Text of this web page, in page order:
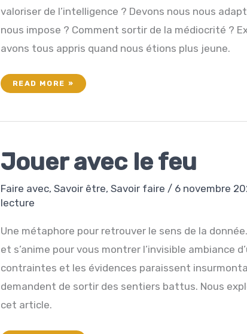
valoriser de l’intelligence ? Devons nous nous
nous impose ? Comment sortir de la médiocrité ?
avons tous appris quand nous étions plus jeune.
LE
READ MORE »
Jouer avec le feu
Faire avec, Savoir être, Savoir faire / 6 novembre
lecture
Une métaphore pour retrouver le sens de la
et s’anime pour vous montrer l’invisible ambiance
contraintes et les évidences paraissent
demandent de sortir des sentiers battus. Nous
cet article.